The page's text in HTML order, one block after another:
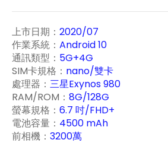
上市日期： 2020/07
作業系統： Android 10
通訊類型： 5G+4G
SIM卡規格： nano/雙卡
處理器： 三星Exynos 980
RAM/ROM： 8G/128G
螢幕規格： 6.7 吋/FHD+
電池容量： 4500 mAh
前相機： 3200萬